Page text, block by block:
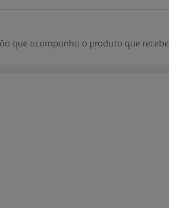
que acompanha o produto que recebe.